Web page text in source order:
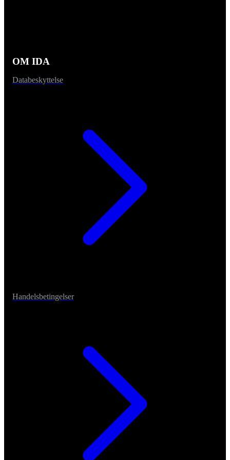
OM IDA
Databeskyttelse
Handelsbetingelser